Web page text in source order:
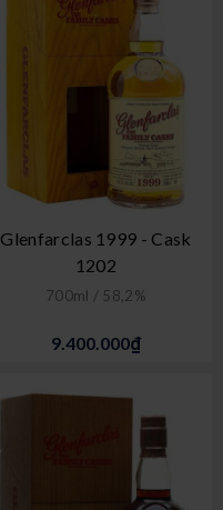
Glenfarclas 1999 - Cask
1202
700ml / 58,2%
9.400.000₫